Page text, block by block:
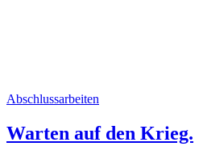
Abschlussarbeiten
Warten auf den Krieg.